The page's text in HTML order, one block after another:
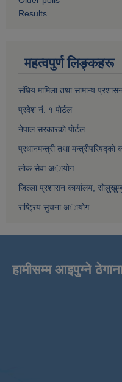
Results
महत्वपुर्ण लिङ्कहरू
संघिय मामिला तथा सामान्य
प्रदेश नं. १ पाेर्टल
नेपाल सरकारकाे पाेर्टल
प्रधानमन्त्री तथा मन्त्रीपरिषद्काे
लाेक सेवा अायाेग
जिल्ला प्रशासन कार्यालय,
राष्ट्रिय सुचना अायाेग
हामीसम्म आइपुग्ने